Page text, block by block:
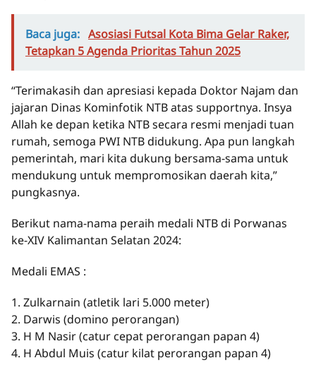
Baca juga: Asosiasi Futsal Kota Bima Gelar Raker,
Tetapkan 5 Agenda Prioritas Tahun 2025
“Terimakasih dan apresiasi kepada Doktor Najam dan
jajaran Dinas Kominfotik NTB atas supportnya. Insya
Allah ke depan ketika NTB secara resmi menjadi tuan
rumah, semoga PWI NTB didukung. Apa pun langkah
pemerintah, mari kita dukung bersama-sama untuk
mendukung untuk mempromosikan daerah kita,”
pungkasnya.
Berikut nama-nama peraih medali NTB di Porwanas
ke-XIV Kalimantan Selatan 2024:
Medali EMAS :
1. Zulkarnain (atletik lari 5.000 meter)
2. Darwis (domino perorangan)
3. H M Nasir (catur cepat perorangan papan 4)
4. H Abdul Muis (catur kilat perorangan papan 4)